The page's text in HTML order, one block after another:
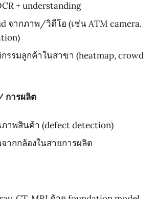
+ understanding
จากภาพ/วิดีโอ (เช่น ATM camera,
รรมลูกค้าในสาขา (heatmap, crowd
การผลิต
าพสินค้า (defect detection)
ากกล้องในสายการผลิต